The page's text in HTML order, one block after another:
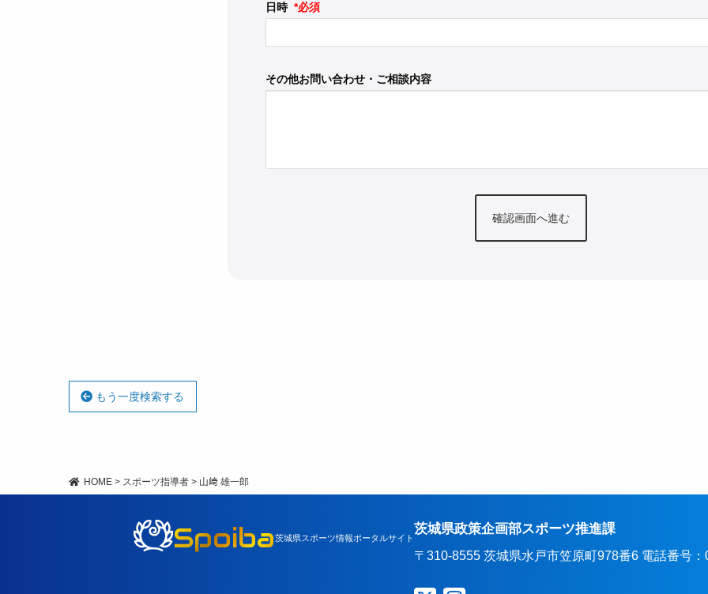
日時 *必須
その他お問い合わせ・ご相談内容
もう一度検索する
HOME > スポーツ指導者 > 山﨑 雄一郎
Spoiba茨城県スポーツ情報ポータルサイト
茨城県政策企画部スポーツ推進課
〒310-8555 茨城県水戸市笠原町978番6 電話番号